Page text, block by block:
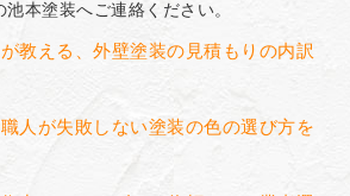
本塗装へご連絡ください。
教える、外壁塗装の見積もりの内訳
人が失敗しない塗装の色の選び方を